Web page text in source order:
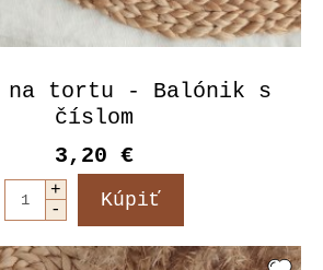
na tortu - Balónik s
číslom
3,20 €